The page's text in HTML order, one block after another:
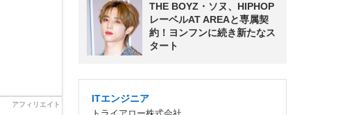
THE BOYZ・ソヌ、HIPHOP
レーベルAT AREAと専属契
約！ヨンフンに続き新たなス
タート
ITエンジニア